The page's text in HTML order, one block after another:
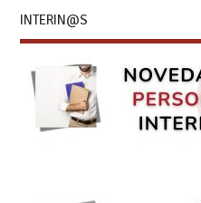
INTERIN@S